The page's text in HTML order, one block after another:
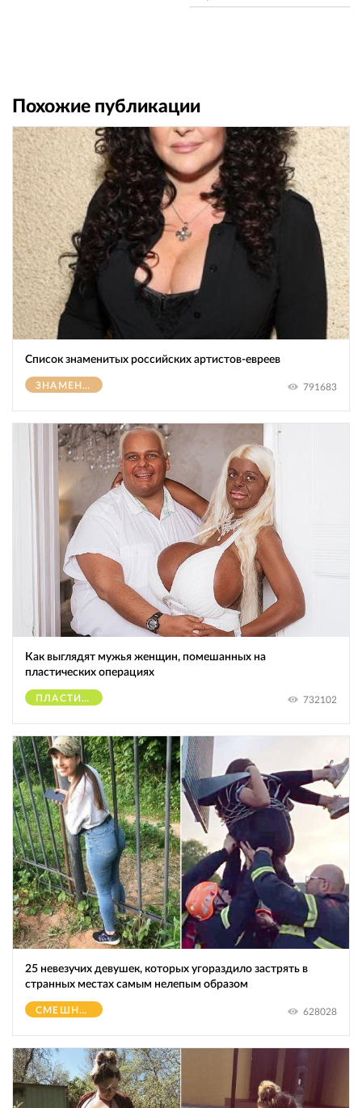
Похожие публикации
Список знаменитых российских артистов-евреев
ЗНАМЕНИТОСТИ 791683
Как выглядят мужья женщин, помешанных на
пластических операциях
ПЛАСТИЧЕСКИЕ ОПЕРАЦИИ 732102
25 невезучих девушек, которых угораздило застрять в
странных местах самым нелепым образом
СМЕШНОЕ 628028